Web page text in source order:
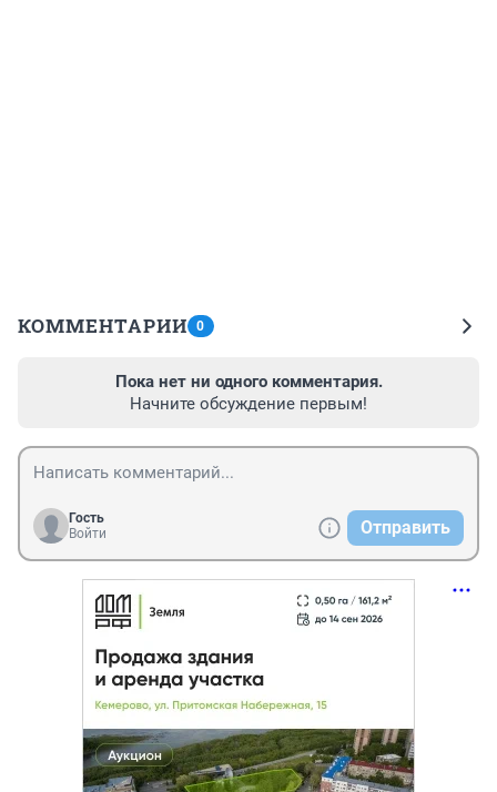
КОММЕНТАРИИ 0
Пока нет ни одного комментария.
Начните обсуждение первым!
Гость
Войти
Отправить